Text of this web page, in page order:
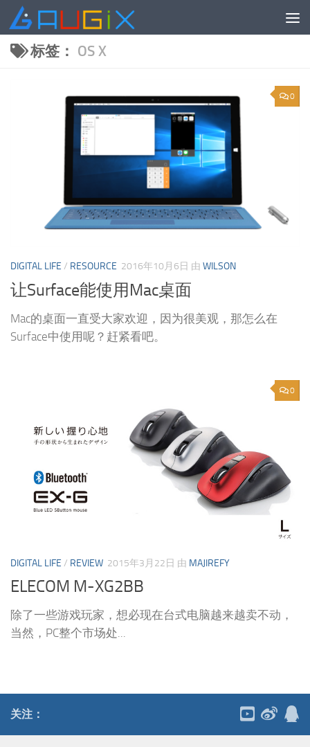
跳至内容
标签： OS X
0
DIGITAL LIFE / RESOURCE 2016年10月6日 由 WILSON
让Surface能使用Mac桌面
Mac的桌面一直受大家欢迎，因为很美观，那怎么在
Surface中使用呢？赶紧看吧。
0
DIGITAL LIFE / REVIEW 2015年3月22日 由 MAJIREFY
ELECOM M-XG2BB
除了一些游戏玩家，想必现在台式电脑越来越卖不动，
当然，PC整个市场处...
关注：